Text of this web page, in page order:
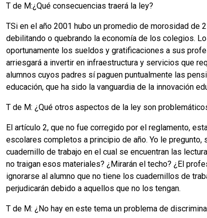
T de M:¿Qué consecuencias traerá la ley?
TSi en el año 2001 hubo un promedio de morosidad de
debilitando o quebrando la economía de los colegios.
oportunamente los sueldos y gratificaciones a sus
arriesgará a invertir en infraestructura y servicios que
alumnos cuyos padres sí paguen puntualmente las
educación, que ha sido la vanguardia de la innovación
T de M: ¿Qué otros aspectos de la ley son
El artículo 2, que no fue corregido por el reglamento,
escolares completos a principio de año. Yo le
cuadernillo de trabajo en el cual se encuentran las
no traigan esos materiales? ¿Mirarán el techo? ¿El
ignorarse al alumno que no tiene los cuadernillos de
perjudicarán debido a aquellos que no los tengan.
T de M: ¿No hay en este tema un problema de